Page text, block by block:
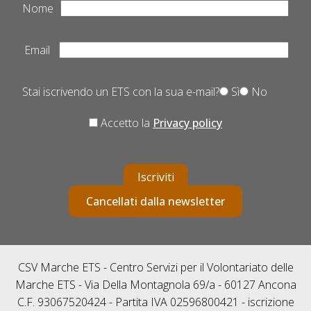
Nome
Email
Stai iscrivendo un ETS con la sua e-mail? Sì No
Accetto la Privacy policy
Iscriviti
Cancellati dalla newsletter
CSV Marche ETS - Centro Servizi per il Volontariato delle
Marche ETS - Via Della Montagnola 69/a - 60127 Ancona
C.F. 93067520424 - Partita IVA 02596800421 - iscrizione